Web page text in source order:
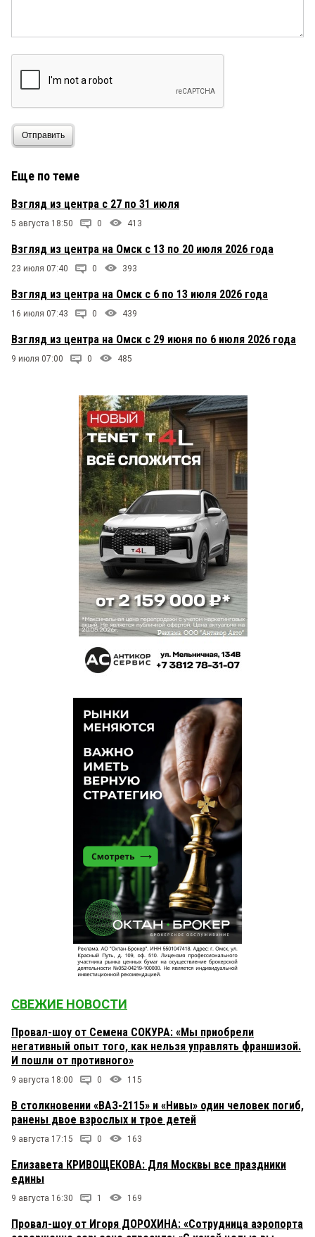
Отправить
Еще по теме
Взгляд из центра с 27 по 31 июля
5 августа 18:50 0 413
Взгляд из центра на Омск с 13 по 20 июля 2026 года
23 июля 07:40 0 393
Взгляд из центра на Омск с 6 по 13 июля 2026 года
16 июля 07:43 0 439
Взгляд из центра на Омск с 29 июня по 6 июля 2026 года
9 июля 07:00 0 485
СВЕЖИЕ НОВОСТИ
Провал-шоу от Семена СОКУРА: «Мы приобрели
негативный опыт того, как нельзя управлять франшизой.
И пошли от противного»
9 августа 18:00 0 115
В столкновении «ВАЗ-2115» и «Нивы» один человек погиб,
ранены двое взрослых и трое детей
9 августа 17:15 0 163
Елизавета КРИВОЩЕКОВА: Для Москвы все праздники
едины
9 августа 16:30 1 169
Провал-шоу от Игоря ДОРОХИНА: «Сотрудница аэропорта